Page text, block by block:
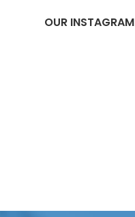
OUR INSTAGRAM